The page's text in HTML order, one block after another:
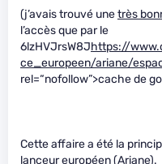
(j’avais trouvé unetrès
l’accès que par le
6lzHVJrsW8Jhttps://
ce_europeen/ariane/
rel=“nofollow”>cache de
Cette affaire a été la
lanceur européen (Ariane).